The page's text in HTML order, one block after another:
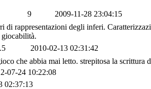
9
2009-11-28 23:04:15
di rappresentazioni degli inferi.
2010-02-13 02:31:42
che abbia mai letto. strepitosa la scrittura
07-24 10:22:08
02:37:13